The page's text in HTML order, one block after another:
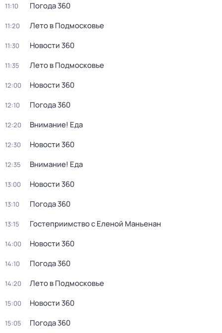
11:10 Погода 360
11:20 Лето в Подмосковье
11:30 Новости 360
11:35 Лето в Подмосковье
12:00 Новости 360
12:10 Погода 360
12:20 Внимание! Еда
12:30 Новости 360
12:35 Внимание! Еда
13:00 Новости 360
13:10 Погода 360
13:15 Гостеприимство с Еленой Маньенан
14:00 Новости 360
14:10 Погода 360
14:20 Лето в Подмосковье
15:00 Новости 360
15:05 Погода 360